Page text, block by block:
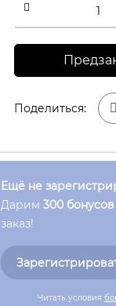
Поделиться:
Ещё не
Дарим 300 бонусов
заказ!
Читать условия